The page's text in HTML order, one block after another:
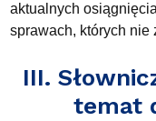
aktualnych
sprawach, których nie
III.
temat